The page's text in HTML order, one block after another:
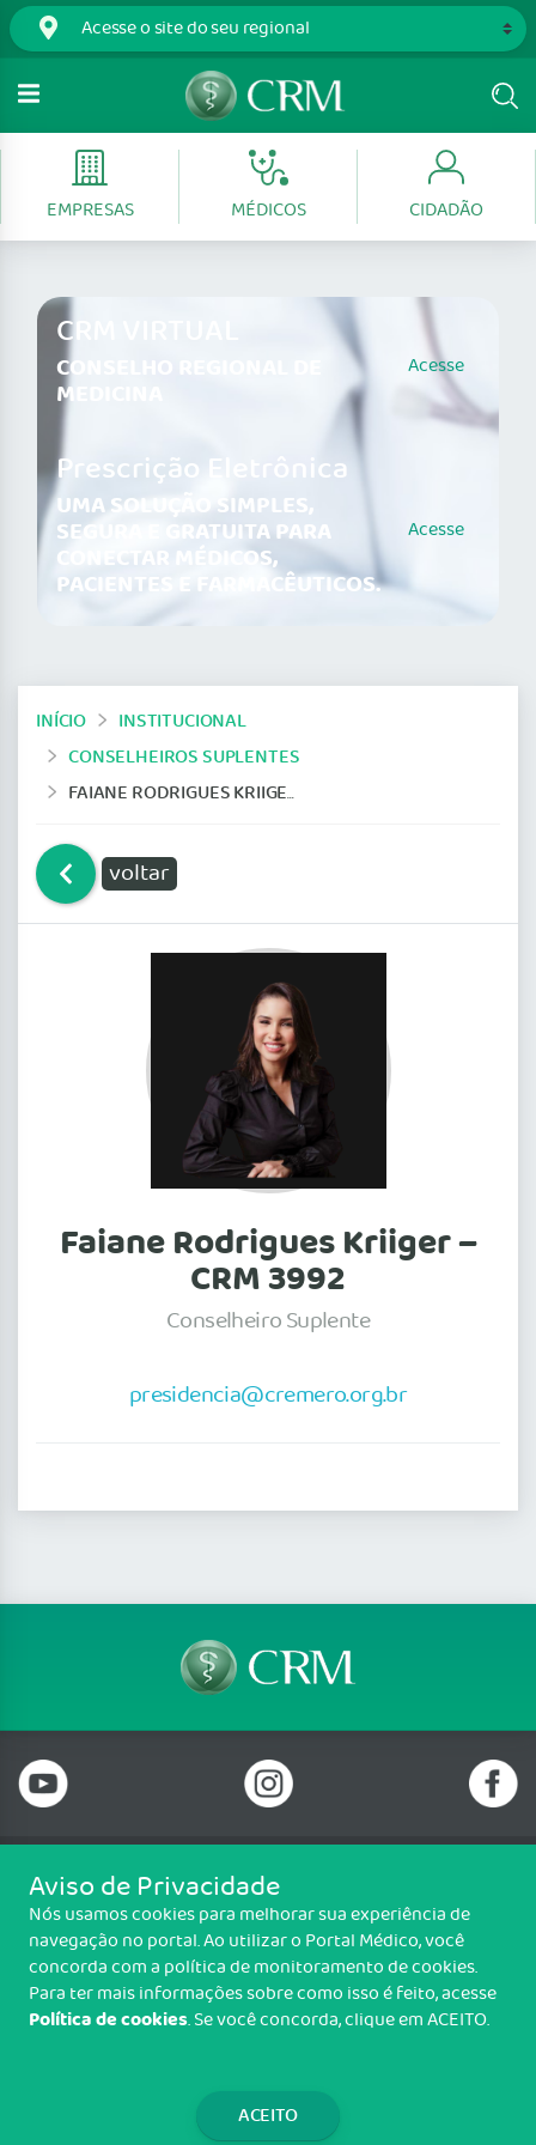
EMPRESAS MÉDICOS CIDADÃO
CRM VIRTUAL
CONSELHO REGIONAL DE
MEDICINA
Acesse
Prescrição Eletrônica
UMA SOLUÇÃO SIMPLES,
SEGURA E GRATUITA PARA
CONECTAR MÉDICOS,
PACIENTES E FARMACÊUTICOS.
Acesse
INÍCIO
INSTITUCIONAL
CONSELHEIROS SUPLENTES
FAIANE RODRIGUES KRIIGER – CRM 3992
voltar
Faiane Rodrigues Kriiger –
CRM 3992
Conselheiro Suplente
presidencia@cremero.org.br
Telefone: 69 99912-5448
Email: protocolo@cremero.org.br
Avenida dos Imigrantes, 3414, Liberdade, Porto Velho/RO - CEP: 76803-
850
Copyright CREMERO. Todos os direitos reservados.
Aviso de Privacidade
Nós usamos cookies para melhorar sua experiência de
navegação no portal. Ao utilizar o Portal Médico, você
concorda com a política de monitoramento de cookies.
Para ter mais informações sobre como isso é feito, acesse
Política de cookies. Se você concorda, clique em ACEITO.
ACEITO